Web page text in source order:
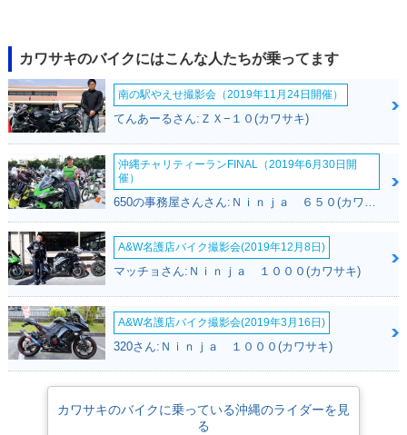
ラーチェンジ
ジ
2013年 ESTRELL
A・カラーチェンジ
2012年 ESTRELL
A・カラーチェンジ
2011年 ESTRELL
A・カラーチェンジ
2009年 ESTRELL
A・カラーチェンジ
2008年 ESTRELL
A・カラーチェンジ
2008年 ESTRELL
A・カラーチェンジ
カワサキのバイクにはこんな人たちが乗ってます
南の駅やえせ撮影会（2019年11月24日開催）
てんあーるさん:ＺＸ−１０(カワサキ)
沖縄チャリティーランFINAL（2019年6月30日開
催）
A&W名護店バイク撮影会(2019年12月8日)
マッチョさん:Ｎｉｎｊａ １０００(カワサキ)
A&W名護店バイク撮影会(2019年3月16日)
320さん:Ｎｉｎｊａ １０００(カワサキ)
カワサキのバイクに乗っている沖縄のライダーを見
る